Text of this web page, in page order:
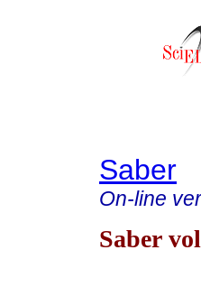
Saber
On-line
Saber